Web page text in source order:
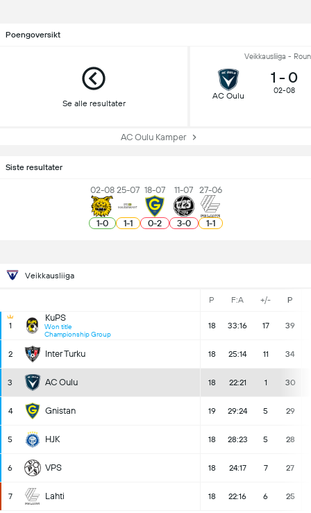
Poengoversikt
Se alle resultater
Veikkausliiga -
AC Oulu
1 - 0
02-08
AC Oulu Kamper
Siste resultater
02-08
1-0
25-07
1-1
18-07
0-2
11-07
3-0
27-06
1-1
Veikkausliiga
P F:A +/- P
1
KuPS
Won title
Championship Group
18 33:16 17 39
2 Inter Turku 18 25:14 11 34
3 AC Oulu 18 22:21 1 30
4 Gnistan 19 29:24 5 29
5 HJK 18 28:23 5 28
6 VPS 18 24:17 7 27
7 Lahti 18 22:16 6 25